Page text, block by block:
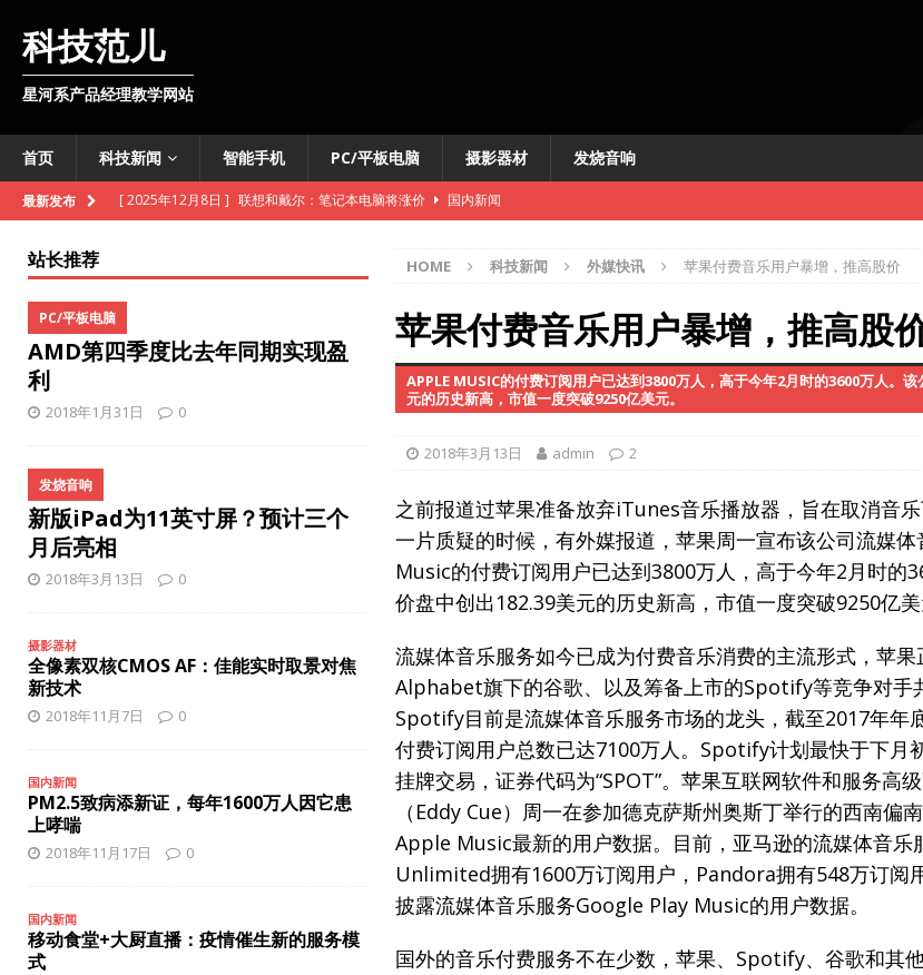
科技范儿
星河系产品经理教学网站
首页 科技新闻 智能手机 PC/平板电脑 摄影器材 发烧音响
最新发布 [ 2025年12月8日 ] 联想和戴尔：笔记本电脑将涨价
国内新闻
[ 2025年11月11日 ] 维基百科准备向数据爬虫收费
外媒快讯
联通基站车开进明水古城
国内新闻
[ 2025年10月28日 ] iPhone即将推出数字版护照
智能手机
TCL推出智慧酒店电视机解决方案
国内新闻
雪佛兰新款Bolt售价低于3万美元
外媒快讯
[ 2025年10月27日 ]
苹果或将推出3款新iPhone手机
智能手机
iPhone 17 Pro缺少夜间人像模式？ 智能手机
HOME 科技新闻 外媒快讯 苹果付费音乐用户暴增，推高股价
苹果付费音乐用户暴增，推高股
APPLE MUSIC的付费订阅用户已达到3800万人，高于今年2月时的3600万人。
元的历史新高，市值一度突破9250亿美元。
2018年3月13日 admin 2
之前报道过苹果准备放弃iTunes音乐播放器，旨在取消音
一片质疑的时候，有外媒报道，苹果周一宣布该公司流媒
Music的付费订阅用户已达到3800万人，高于今年2月时的
价盘中创出182.39美元的历史新高，市值一度突破9250亿美
流媒体音乐服务如今已成为付费音乐消费的主流形式，苹果
Alphabet旗下的谷歌、以及筹备上市的Spotify等竞争对手
Spotify目前是流媒体音乐服务市场的龙头，截至2017年年
付费订阅用户总数已达7100万人。Spotify计划最快于下月
挂牌交易，证券代码为“SPOT”。苹果互联网软件和服务高
（Eddy Cue）周一在参加德克萨斯州奥斯丁举行的西南偏
Apple Music最新的用户数据。目前，亚马逊的流媒体音
Unlimited拥有1600万订阅用户，Pandora拥有548万订阅
披露流媒体音乐服务Google Play Music的用户数据。
国外的音乐付费服务不在少数，苹果、Spotify、谷歌和其
站长推荐
AMD第四季度比去年同期实现盈
利
PC/平板电脑
2018年1月31日 0
新版iPad为11英寸屏？预计三个
月后亮相
发烧音响
2018年3月13日 0
摄影器材
全像素双核CMOS AF：佳能实时取景对焦
新技术
2018年11月7日 0
国内新闻
PM2.5致病添新证，每年1600万人因它患
上哮喘
2018年11月17日 0
国内新闻
移动食堂+大厨直播：疫情催生新的服务模
式